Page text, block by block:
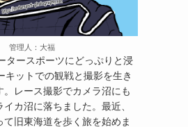
管理人：大福
タースポーツにどっぷりと浸
キットでの観戦と撮影を生き
。レース撮影でカメラ沼にも
カ沼に落ちました。最近、
旧東海道を歩く旅を始めま